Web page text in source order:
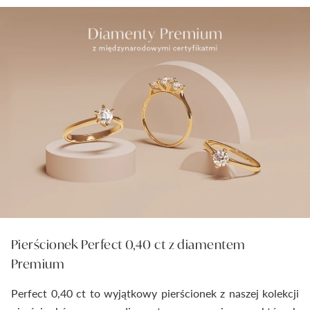
Pierścionek Perfect 0,40 ct z diamentem
Premium
Perfect 0,40 ct to wyjątkowy pierścionek z naszej kolekcji